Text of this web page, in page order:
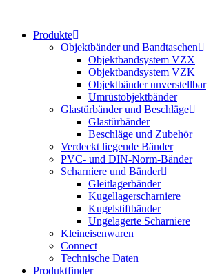
springenProdukte
Objektbänder und Bandtaschen
Objektbandsystem VZX
Objektbandsystem VZK
Objektbänder unverstellbar
Umrüstobjektbänder
Glastürbänder und Beschläge
Glastürbänder
Beschläge und Zubehör
Verdeckt liegende Bänder
PVC- und DIN-Norm-Bänder
Scharniere und Bänder
Gleitlagerbänder
Kugellagerscharniere
Kugelstiftbänder
Ungelagerte Scharniere
Kleineisenwaren
Connect
Technische Daten
Produktfinder